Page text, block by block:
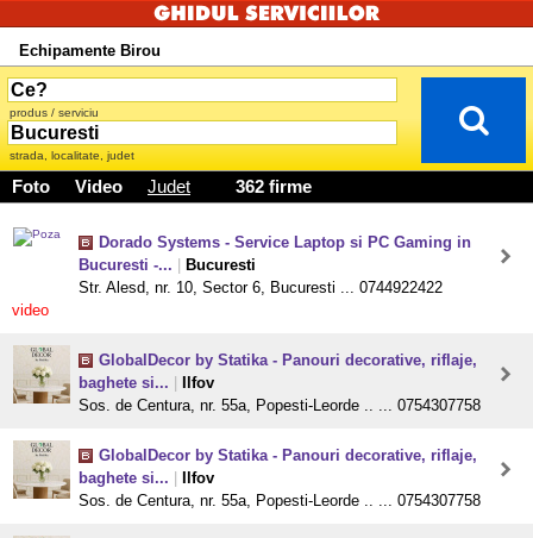
Echipamente Birou
produs / serviciu
strada, localitate, judet
Foto Video Judet 362 firme
Dorado Systems - Service Laptop si PC Gaming in
Bucuresti -...
Bucuresti
Str. Alesd, nr. 10, Sector 6, Bucuresti ... 0744922422
video
GlobalDecor by Statika - Panouri decorative, riflaje,
baghete si...
Ilfov
Sos. de Centura, nr. 55a, Popesti-Leorde .. ... 0754307758
GlobalDecor by Statika - Panouri decorative, riflaje,
baghete si...
Ilfov
Sos. de Centura, nr. 55a, Popesti-Leorde .. ... 0754307758